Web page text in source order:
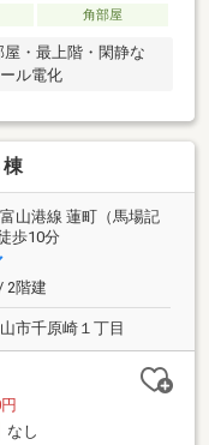
角部屋
・最上階・閑静な
ル電化
山港線 蓮町（馬場記
歩10分
2階建
市千原崎１丁目
なし